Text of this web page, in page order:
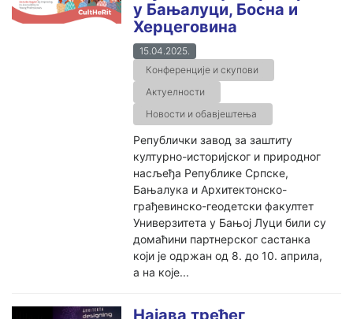
у Бањалуци, Босна и
Херцеговина
15.04.2025.
Конференције и скупови
Актуелности
Новости и обавјештења
Републички завод за заштиту
културно-историјског и природног
насљеђа Републике Српске,
Бањалука и Архитектонско-
грађевинско-геодетски факултет
Универзитета у Бањој Луци били су
домаћини партнерског састанка
који је одржан од 8. до 10. априла,
а на које...
Најава трећег